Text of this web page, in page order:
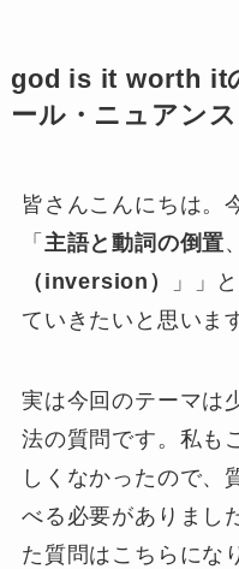
god is it worth it
ール・ニュアンス
皆さんこんにちは。
「 主語と動詞の倒置、
（inversion）
」」
ていきたいと思いま
実は今回のテーマは
法の質問です。私も
しくなかったので、
べる必要がありまし
た質問はこちらにな